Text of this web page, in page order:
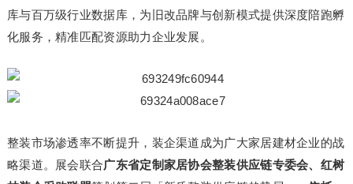
库与百万级行业数据库，为旧改品牌与创新模式提供深度陪跑孵
化服务，精准匹配资源助力企业发展。
整装市场渗透率不断提升，装企渠道成为广大家居建材企业的战
略渠道。展会联合广东省定制家居协会整装供应链专委会、红树